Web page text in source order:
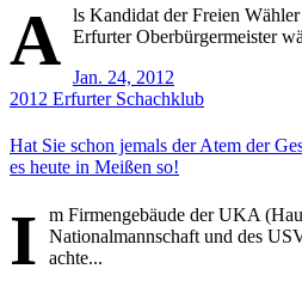
A ls Kandidat der Freien
Erfurter Oberbürgermeister
Jan. 24, 2012
2012 Erfurter Schachklub
Hat Sie schon jemals der Atem der
es heute in Meißen so!
I
m Firmengebäude der UKA
Nationalmannschaft und des
achte...